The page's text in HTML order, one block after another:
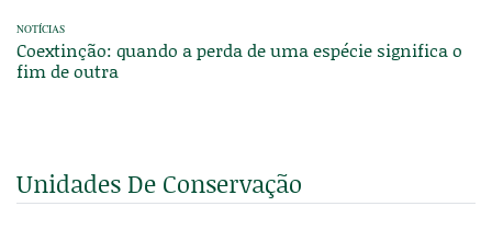
NOTÍCIAS
Coextinção: quando a perda de uma espécie significa o
fim de outra
Unidades De Conservação